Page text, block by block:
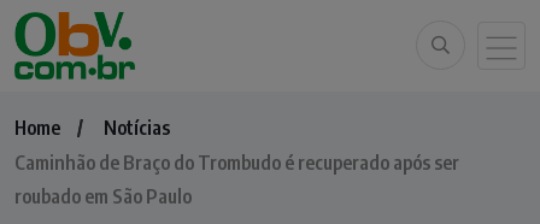
Home
Notícias
Caminhão de Braço do Trombudo é recuperado após ser
roubado em São Paulo